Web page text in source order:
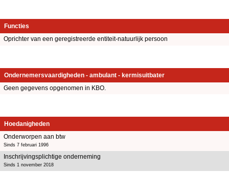
Functies
Oprichter van een geregistreerde entiteit-natuurlijk persoon
Ondernemersvaardigheden - ambulant - kermisuitbater
Geen gegevens opgenomen in KBO.
Hoedanigheden
Onderworpen aan btw
Sinds 7 februari 1996
Inschrijvingsplichtige onderneming
Sinds 1 november 2018